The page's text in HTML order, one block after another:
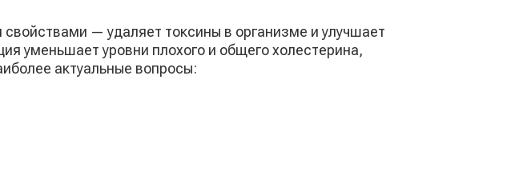
— удаляет токсины в организме и улучшает
уменьшает уровни плохого и общего холестерина,
актуальные вопросы: